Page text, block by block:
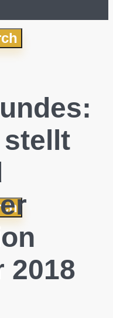
stellt
2018